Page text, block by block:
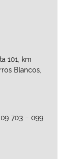
101, km
Blancos,
703 – 099